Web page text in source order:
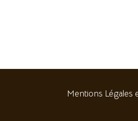
Mentions Légales